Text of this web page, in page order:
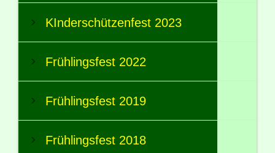
KInderschützenfest 2023
Frühlingsfest 2022
Frühlingsfest 2019
Frühlingsfest 2018